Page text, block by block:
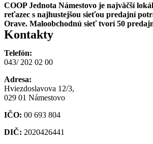
COOP Jednota Námestovo je najväčší
reťazec s najhustejšou sieťou predajní
Orave. Maloobchodnú sieť tvorí 50
Kontakty
Telefón:
043/ 202 02 00
Adresa:
Hviezdoslavova 12/3,
029 01 Námestovo
IČO: 00 693 804
DIČ: 2020426441